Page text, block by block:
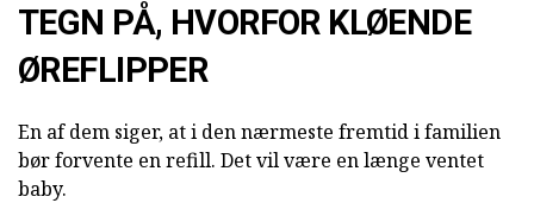
TEGN PÅ, HVORFOR KLØENDE
ØREFLIPPER
En af dem siger, at i den nærmeste fremtid i familien
bør forvente en refill. Det vil være en længe ventet
baby.